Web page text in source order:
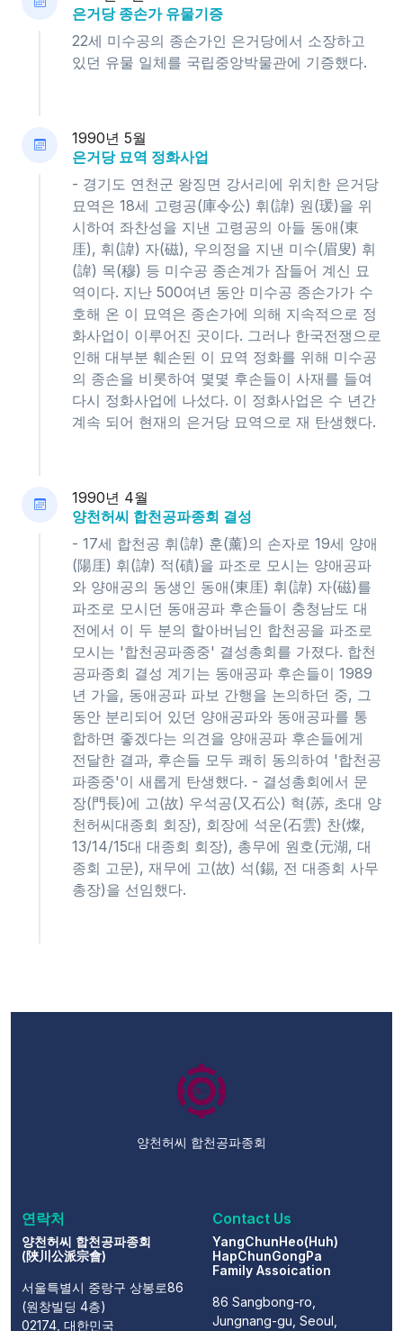
은거당 종손가 유물기증
22세 미수공의 종손가인 은거당에서 소장하고
있던 유물 일체를 국립중앙박물관에 기증했다.
1990년 5월
은거당 묘역 정화사업
- 경기도 연천군 왕징면 강서리에 위치한 은거당
묘역은 18세 고령공(庫令公) 휘(諱) 원(瑗)을 위
시하여 좌찬성을 지낸 고령공의 아들 동애(東
厓), 휘(諱) 자(磁), 우의정을 지낸 미수(眉叟) 휘
(諱) 목(穆) 등 미수공 종손계가 잠들어 계신 묘
역이다. 지난 500여년 동안 미수공 종손가가 수
호해 온 이 묘역은 종손가에 의해 지속적으로 정
화사업이 이루어진 곳이다. 그러나 한국전쟁으로
인해 대부분 훼손된 이 묘역 정화를 위해 미수공
의 종손을 비롯하여 몇몇 후손들이 사재를 들여
다시 정화사업에 나섰다. 이 정화사업은 수 년간
계속 되어 현재의 은거당 묘역으로 재 탄생했다.
1990년 4월
양천허씨 합천공파종회 결성
- 17세 합천공 휘(諱) 훈(薰)의 손자로 19세 양애
(陽厓) 휘(諱) 적(磧)을 파조로 모시는 양애공파
와 양애공의 동생인 동애(東厓) 휘(諱) 자(磁)를
파조로 모시던 동애공파 후손들이 충청남도 대
전에서 이 두 분의 할아버님인 합천공을 파조로
모시는 '합천공파종중' 결성총회를 가졌다. 합천
공파종회 결성 계기는 동애공파 후손들이 1989
년 가을, 동애공파 파보 간행을 논의하던 중, 그
동안 분리되어 있던 양애공파와 동애공파를 통
합하면 좋겠다는 의견을 양애공파 후손들에게
전달한 결과, 후손들 모두 쾌히 동의하여 '합천공
파종중'이 새롭게 탄생했다. - 결성총회에서 문
장(門長)에 고(故) 우석공(又石公) 혁(䓇, 초대 양
천허씨대종회 회장), 회장에 석운(石雲) 찬(燦,
13/14/15대 대종회 회장), 총무에 원호(元湖, 대
종회 고문), 재무에 고(故) 석(錫, 전 대종회 사무
총장)을 선임했다.
양천허씨 합천공파종회
연락처
양천허씨 합천공파종회
(陜川公派宗會)
서울특별시 중랑구 상봉로86
(원창빌딩 4층)
02174, 대한민국
Contact Us
YangChunHeo(Huh)
HapChunGongPa
Family Assoication
86 Sangbong-ro,
Jungnang-gu, Seoul,